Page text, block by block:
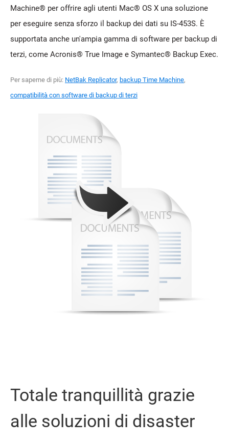
Machine® per offrire agli utenti Mac® OS X una soluzione
per eseguire senza sforzo il backup dei dati su IS-453S. È
supportata anche un'ampia gamma di software per backup di
terzi, come Acronis® True Image e Symantec® Backup Exec.
Per saperne di più: NetBak Replicator, backup Time Machine,
compatibilità con software di backup di terzi
Totale tranquillità grazie
alle soluzioni di disaster